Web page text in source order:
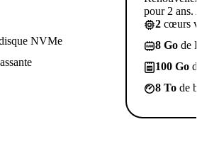
NVMe
pour 2 ans.
2 cœurs
8 Go de
100 Go
8 To de